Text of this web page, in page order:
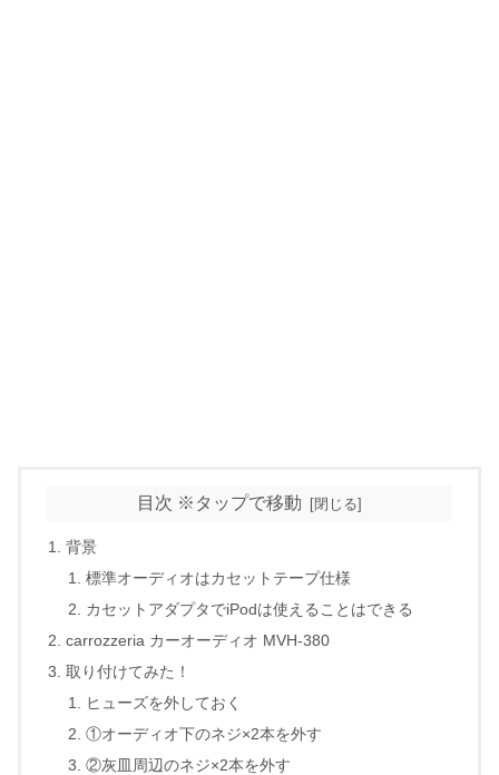
目次 ※タップで移動
背景
標準オーディオはカセットテープ仕様
カセットアダプタでiPodは使えることはできる
carrozzeria カーオーディオ MVH-380
取り付けてみた！
ヒューズを外しておく
①オーディオ下のネジ×2本を外す
②灰皿周辺のネジ×2本を外す